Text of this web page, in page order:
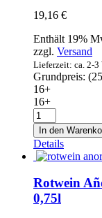
19,16 €
Enthält 19%
zzgl. Versand
Lieferzeit: ca. 2-3
Grundpreis: (
16+
16+
Rotwein
Batalla
de
Almansa
2017
0,75l
Menge
In den
Details
Rotwein
0,75l